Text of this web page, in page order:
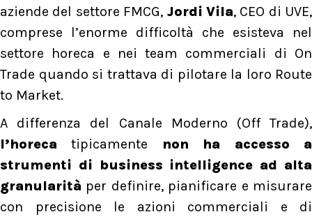
aziende del settore FMCG, Jordi Vila, CEO di UVE,
comprese l’enorme difficoltà che esisteva nel
settore horeca e nei team commerciali di On
Trade quando si trattava di pilotare la loro Route
to Market.
A differenza del Canale Moderno (Off Trade),
l’horeca tipicamente non ha accesso a
strumenti di business intelligence ad alta
granularità per definire, pianificare e misurare
con precisione le azioni commerciali e di